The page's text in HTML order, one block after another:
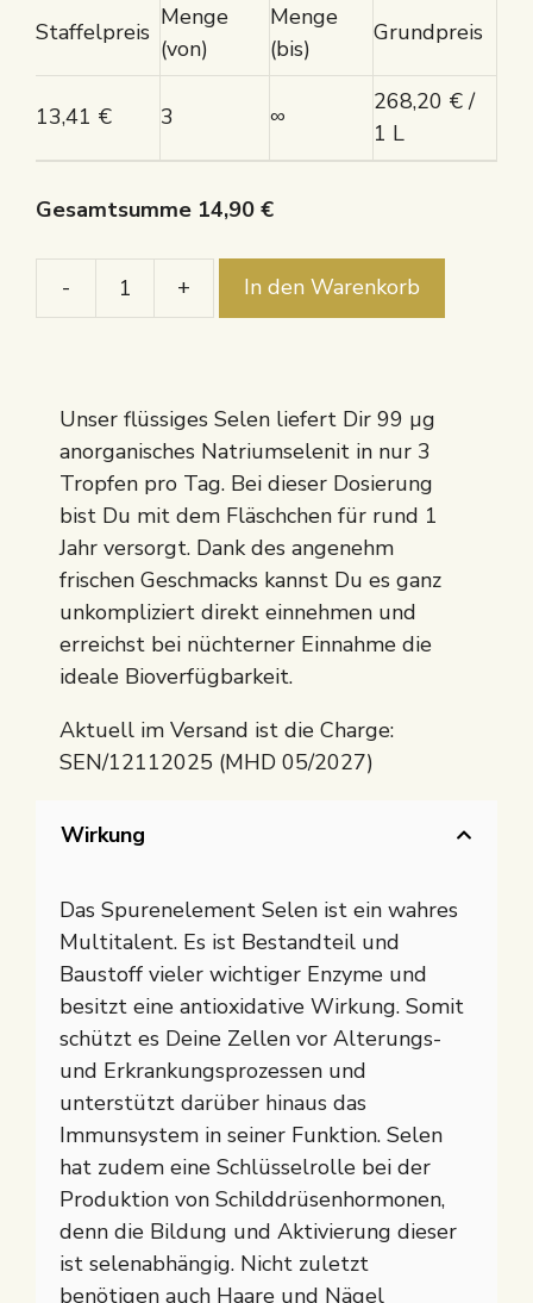
Staffelpreis
Menge
(von)
Menge
(bis)
Grundpreis
13,41 € 3 ∞
268,20 € /
1 L
Gesamtsumme 14,90 €
-
Selen
+ In den Warenkorb
Unser flüssiges Selen liefert Dir 99 µg
anorganisches Natriumselenit in nur 3
Tropfen pro Tag. Bei dieser Dosierung
bist Du mit dem Fläschchen für rund 1
Jahr versorgt. Dank des angenehm
frischen Geschmacks kannst Du es ganz
unkompliziert direkt einnehmen und
erreichst bei nüchterner Einnahme die
ideale Bioverfügbarkeit.
Aktuell im Versand ist die Charge:
SEN/12112025 (MHD 05/2027)
Wirkung
Das Spurenelement Selen ist ein wahres
Multitalent. Es ist Bestandteil und
Baustoff vieler wichtiger Enzyme und
besitzt eine antioxidative Wirkung. Somit
schützt es Deine Zellen vor Alterungs-
und Erkrankungsprozessen und
unterstützt darüber hinaus das
Immunsystem in seiner Funktion. Selen
hat zudem eine Schlüsselrolle bei der
Produktion von Schilddrüsenhormonen,
denn die Bildung und Aktivierung dieser
ist selenabhängig. Nicht zuletzt
benötigen auch Haare und Nägel